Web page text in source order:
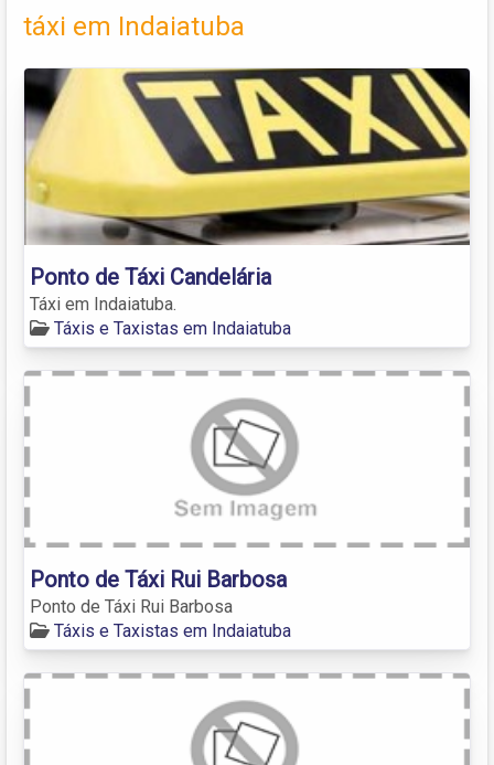
táxi em Indaiatuba
Ponto de Táxi Candelária
Táxi em Indaiatuba.
Táxis e Taxistas em Indaiatuba
Ponto de Táxi Rui Barbosa
Ponto de Táxi Rui Barbosa
Táxis e Taxistas em Indaiatuba